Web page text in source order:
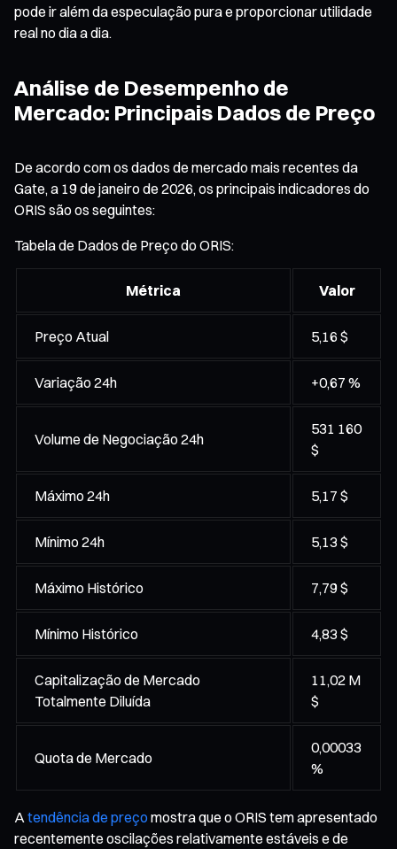
pode ir além da especulação pura e proporcionar utilidade
real no dia a dia.
Análise de Desempenho de
Mercado: Principais Dados de Preço
De acordo com os dados de mercado mais recentes da
Gate, a 19 de janeiro de 2026, os principais indicadores do
ORIS são os seguintes:
Tabela de Dados de Preço do ORIS:
Métrica Valor
Preço Atual 5,16 $
Variação 24h +0,67 %
Volume de Negociação 24h
531 160
$
Máximo 24h 5,17 $
Mínimo 24h 5,13 $
Máximo Histórico 7,79 $
Mínimo Histórico 4,83 $
Capitalização de Mercado
Totalmente Diluída
11,02 M
$
Quota de Mercado
0,00033
%
A tendência de preçomostra que o ORIS tem apresentado
recentemente oscilações relativamente estáveis e de